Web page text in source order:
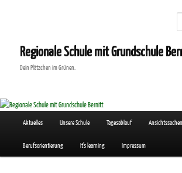
Regionale Schule mit Grundschule
Dein Plätzchen im Grünen.
Aktuelles Unsere Schule Tagesablauf Ansichtssachen
Berufsorientierung It’s learning Impressum